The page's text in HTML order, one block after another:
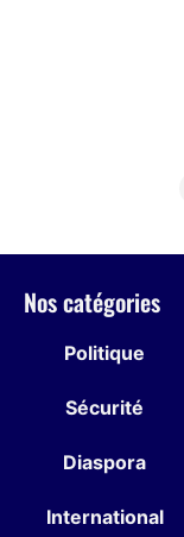
Nos catégories
Politique
Sécurité
Diaspora
International